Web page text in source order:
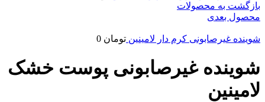
بازگشت به محصولات
محصول بعدی
شوینده غیرصابونی کرم دار لامینین تومان
شوینده غیرصابونی پوست خشک
لامینین